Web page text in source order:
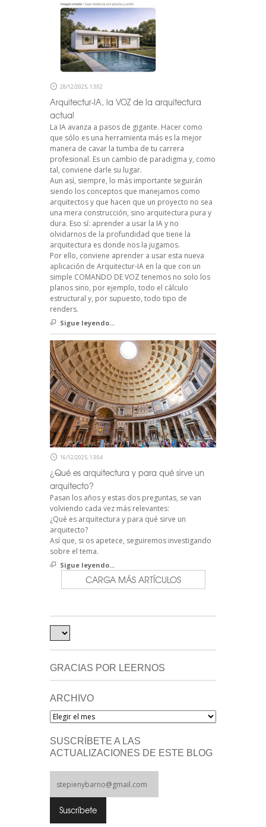
28/12/2025, 13:02
Arquitectur-IA, la VOZ de la arquitectura
actual
La IA avanza a pasos de gigante. Hacer como
que sólo es una herramienta más es la mejor
manera de cavar la tumba de tu carrera
profesional. Es un cambio de paradigma y, como
tal, conviene darle su lugar.
Aun así, siempre, lo más importante seguirán
siendo los conceptos que manejamos como
arquitectos y que hacen que un proyecto no sea
una mera construcción, sino arquitectura pura y
dura. Eso sí: aprender a usar la IA y no
olvidarnos de la profundidad que tiene la
arquitectura es donde nos la jugamos.
Por ello, conviene aprender a usar esta nueva
aplicación de Arquitectur-IA en la que con un
simple COMANDO DE VOZ tenemos no solo los
planos sino, por ejemplo, todo el cálculo
estructural y, por supuesto, todo tipo de
renders.
Sigue leyendo...
16/12/2025, 13:04
¿Qué es arquitectura y para qué sirve un
arquitecto?
Pasan los años y estas dos preguntas, se van
volviendo cada vez más relevantes:
¿Qué es arquitectura y para qué sirve un
arquitecto?
Así que, si os apetece, seguiremos investigando
sobre el tema.
Sigue leyendo...
CARGA MÁS ARTÍCULOS
GRACIAS POR LEERNOS
ARCHIVO
Archivo
SUSCRÍBETE A LAS
ACTUALIZACIONES DE ESTE BLOG